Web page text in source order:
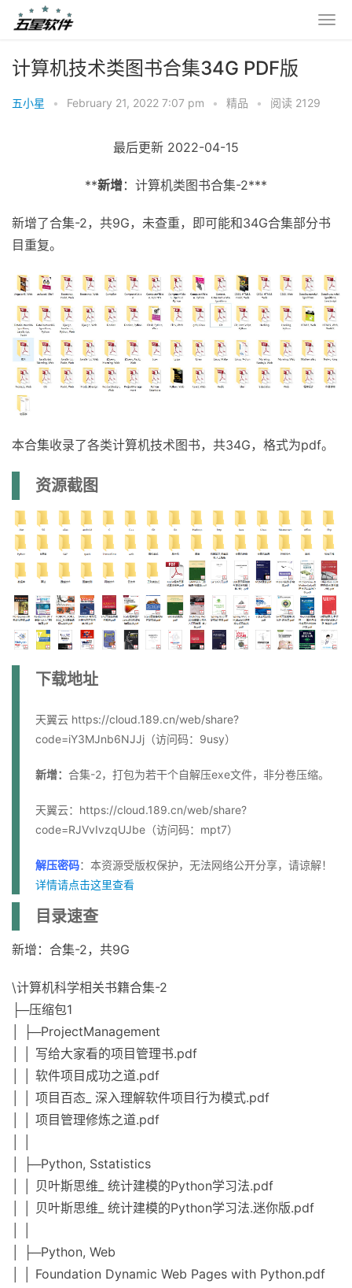
计算机技术类图书合集34G PDF版
五小星 • February 21, 2022 7:07 pm • 精品 • 阅读 2129
最后更新 2022-04-15
**新增：计算机类图书合集-2***
新增了合集-2，共9G，未查重，即可能和34G合集部分书
目重复。
本合集收录了各类计算机技术图书，共34G，格式为pdf。
资源截图
下载地址
天翼云 https://cloud.189.cn/web/share?
code=iY3MJnb6NJJj（访问码：9usy）
新增： 合集-2，打包为若干个自解压exe文件，非分卷压缩。
天翼云：https://cloud.189.cn/web/share?
code=RJVvIvzqUJbe（访问码：mpt7）
解压密码：本资源受版权保护，无法网络公开分享，请谅解！
详情请点击这里查看
目录速查
新增：合集-2，共9G
\计算机科学相关书籍合集-2
├─压缩包1
│ ├─ProjectManagement
│ │ 写给大家看的项目管理书.pdf
│ │ 软件项目成功之道.pdf
│ │ 项目百态_ 深入理解软件项目行为模式.pdf
│ │ 项目管理修炼之道.pdf
│ ├─Python, Sstatistics
│ │ 贝叶斯思维_ 统计建模的Python学习法.pdf
│ │ 贝叶斯思维_ 统计建模的Python学习法.迷你版.pdf
│ ├─Python, Web
│ │ Foundation Dynamic Web Pages with Python.pdf